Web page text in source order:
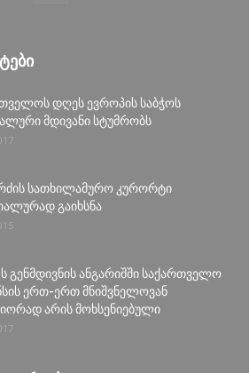
დღეს ევროპის საბჭოს
მდივანი სტუმრობს
სათხილამურო კურორტი
გაიხსნა
ს გენმდივნის ანგარიშში საქართველო
ერთ-ერთ მნიშვნელოვან
არის მოხსენიებული